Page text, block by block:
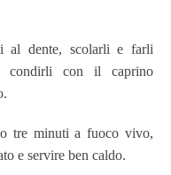
al dente, scolarli e farli
condirli con il caprino
tre minuti a fuoco vivo,
e servire ben caldo.